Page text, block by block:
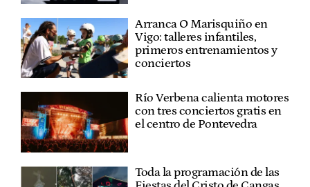
Arranca O Marisquiño en
Vigo: talleres infantiles,
primeros entrenamientos y
conciertos
Río Verbena calienta motores
con tres conciertos gratis en
el centro de Pontevedra
Toda la programación de las